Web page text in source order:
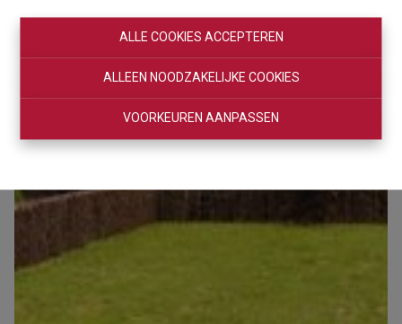
ALLE COOKIES ACCEPTEREN
ALLEEN NOODZAKELIJKE COOKIES
VOORKEUREN AANPASSEN